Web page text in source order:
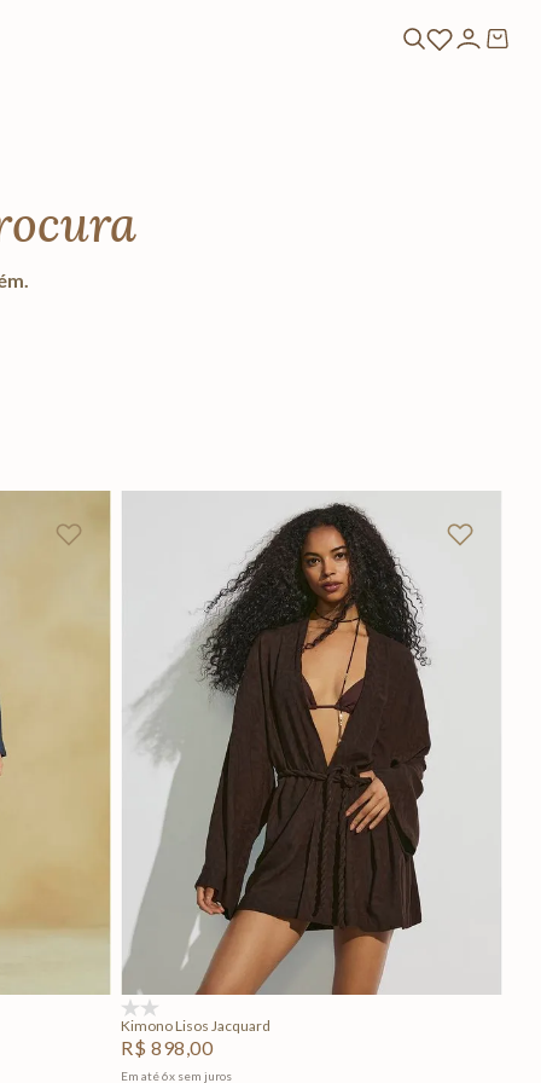
P M
Adicionar na sacola
Kimono Lisos Jacquard
R$ 898,00
Em até6x sem juros